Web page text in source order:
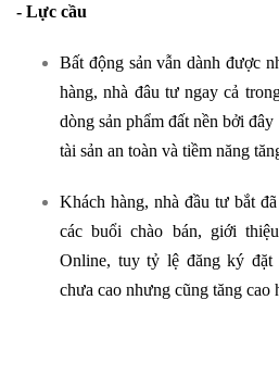
- Lực cầu
Bất động sản vẫn dành được
hàng, nhà đâu tư ngay cả
dòng sản phẩm đất nền bởi
tài sản an toàn và tiềm năng
Khách hàng, nhà đầu tư bắt
các buổi chào bán, giới
Online, tuy tỷ lệ đăng ký đặt
chưa cao nhưng cũng tăng